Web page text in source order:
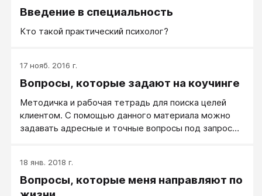
Введение в специальность
Кто такой практический психолог?
17 нояб. 2016 г.
Вопросы, которые задают на коучинге
Методичка и рабочая тетрадь для поиска целей
клиентом. С помощью данного материала можно
задавать адресные и точные вопросы под запрос
18 янв. 2018 г.
Вопросы, которые меня направляют по